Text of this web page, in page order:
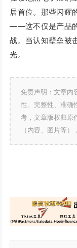
居首位。那些闪耀
——这不仅是产品
战。当认知壁垒被
光。
免责声明：文章内
性、完整性、准确
考，文章版权归原
（内容、图片等